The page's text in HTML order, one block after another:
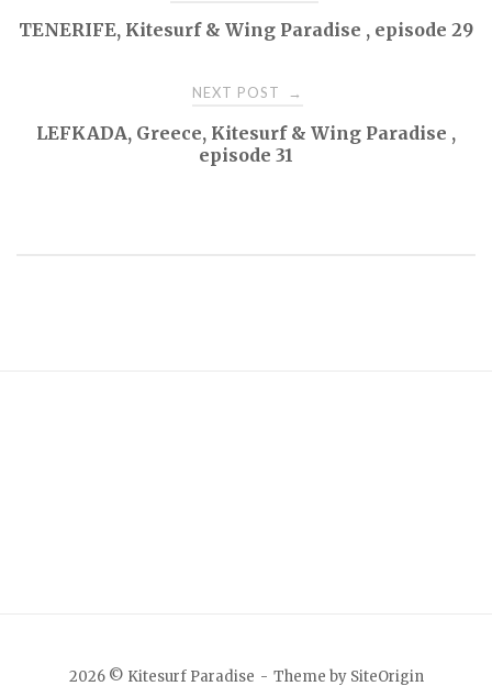
navigation
TENERIFE, Kitesurf & Wing Paradise , episode 29
NEXT POST →
LEFKADA, Greece, Kitesurf & Wing Paradise ,
episode 31
2026 © Kitesurf Paradise Theme by SiteOrigin